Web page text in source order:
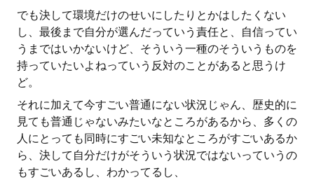
でも決して環境だけのせいにしたりとかはしたくない
し、最後まで自分が選んだっていう責任と、自信ってい
うまではいかないけど、そういう一種のそういうものを
持っていたいよねっていう反対のことがあると思うけ
ど。
それに加えて今すごい普通にない状況じゃん、歴史的に
見ても普通じゃないみたいなところがあるから、多くの
人にとっても同時にすごい未知なところがすごいあるか
ら、決して自分だけがそういう状況ではないっていうの
もすごいあるし、わかってるし、